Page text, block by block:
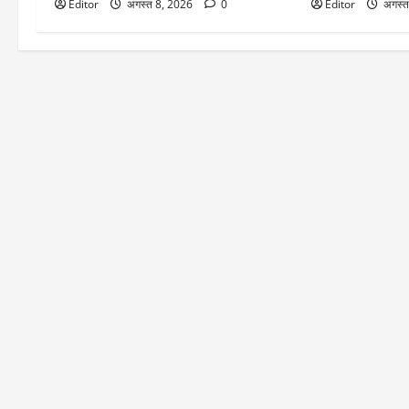
Editor अगस्त 8, 2026 0 Editor